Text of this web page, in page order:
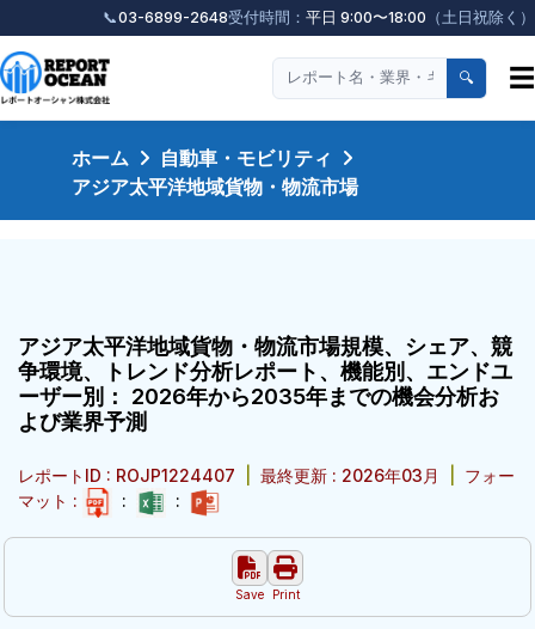
📞03-6899-2648受付時間： 平日 9:00〜18:00 （土日祝除く）
🔍 ☰
ホーム
自動車・モビリティ
アジア太平洋地域貨物・物流市場
アジア太平洋地域貨物・物流市場規模、シェア、競
争環境、トレンド分析レポート、機能別、エンドユ
ーザー別： 2026年から2035年までの機会分析お
よび業界予測
レポートID : ROJP1224407 最終更新 : 2026年03月
フォー
マット :
: :
Save Print